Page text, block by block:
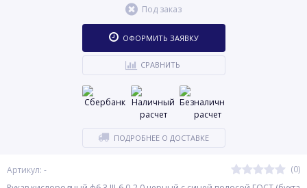
Артикул: -
(0)
Под заказ
ОФОРМИТЬ ЗАЯВКУ
СРАВНИТЬ
ПОДРОБНЕЕ О ДОСТАВКЕ